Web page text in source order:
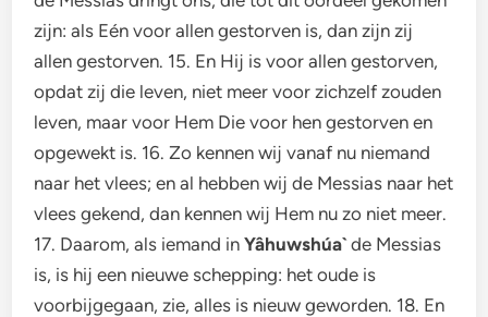
zijn: als Eén voor allen gestorven is, dan zijn zij
allen gestorven. 15. En Hij is voor allen gestorven,
opdat zij die leven, niet meer voor zichzelf zouden
leven, maar voor Hem Die voor hen gestorven en
opgewekt is. 16. Zo kennen wij vanaf nu niemand
naar het vlees; en al hebben wij de Messias naar het
vlees gekend, dan kennen wij Hem nu zo niet meer.
17. Daarom, als iemand inYâhuwshúa`de Messias
is, is hij een nieuwe schepping: het oude is
voorbijgegaan, zie, alles is nieuw geworden. 18. En